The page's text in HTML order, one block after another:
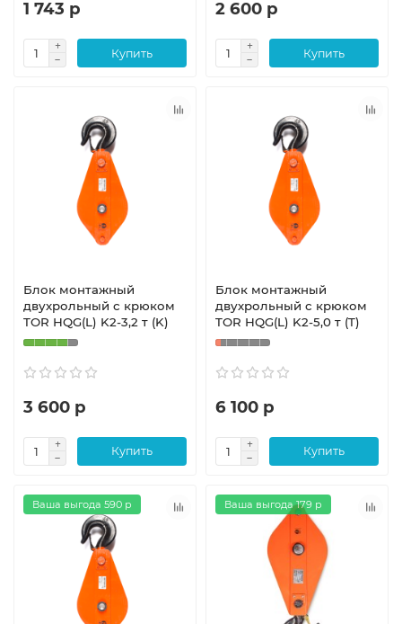
1 743 р
Купить
2 600 р
Купить
Блок монтажный
двухрольный с крюком
TOR HQG(L) K2-3,2 т (K)
3 600 р
Купить
Блок монтажный
двухрольный с крюком
TOR HQG(L) K2-5,0 т (T)
6 100 р
Купить
Ваша выгода 590 р Ваша выгода 179 р